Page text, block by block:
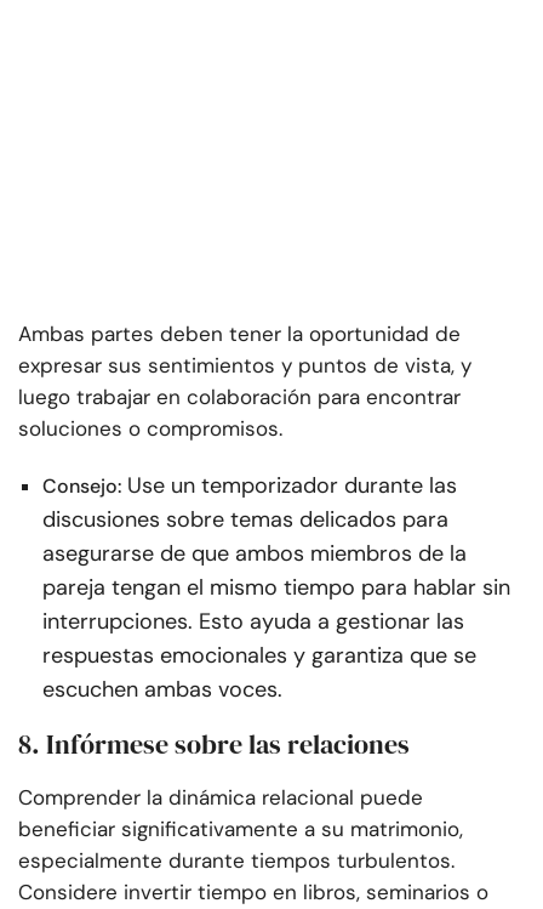
Ambas partes deben tener la oportunidad de
expresar sus sentimientos y puntos de vista, y
luego trabajar en colaboración para encontrar
soluciones o compromisos.
Consejo: Use un temporizador durante las
discusiones sobre temas delicados para
asegurarse de que ambos miembros de la
pareja tengan el mismo tiempo para hablar sin
interrupciones. Esto ayuda a gestionar las
respuestas emocionales y garantiza que se
escuchen ambas voces.
8. Infórmese sobre las relaciones
Comprender la dinámica relacional puede
beneficiar significativamente a su matrimonio,
especialmente durante tiempos turbulentos.
Considere invertir tiempo en libros, seminarios o